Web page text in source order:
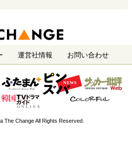
運営社情報 お問い合わせ
The Change All Rights Reserved.